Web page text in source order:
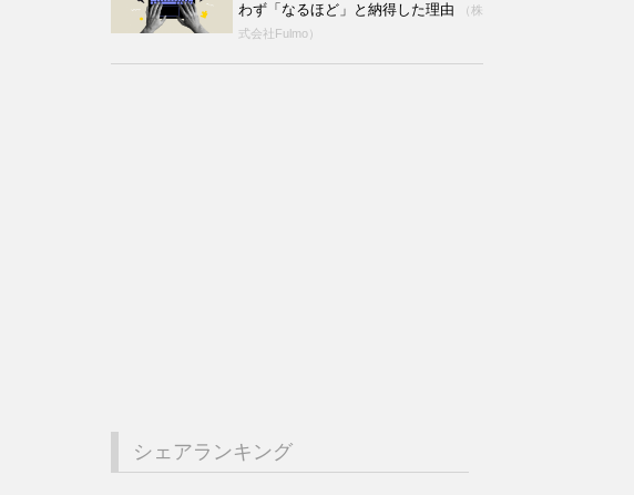
わず「なるほど」と納得した理由
（株
式会社Fulmo）
シェアランキング